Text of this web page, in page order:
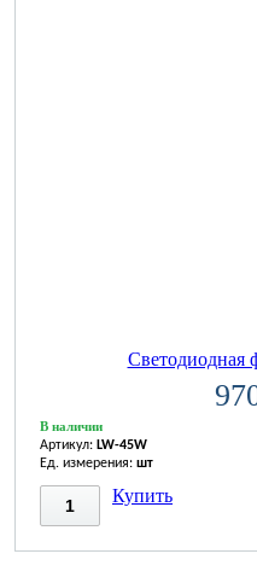
Светодиодная
В наличии
Артикул: LW-45W
Ед. измерения: шт
Купить